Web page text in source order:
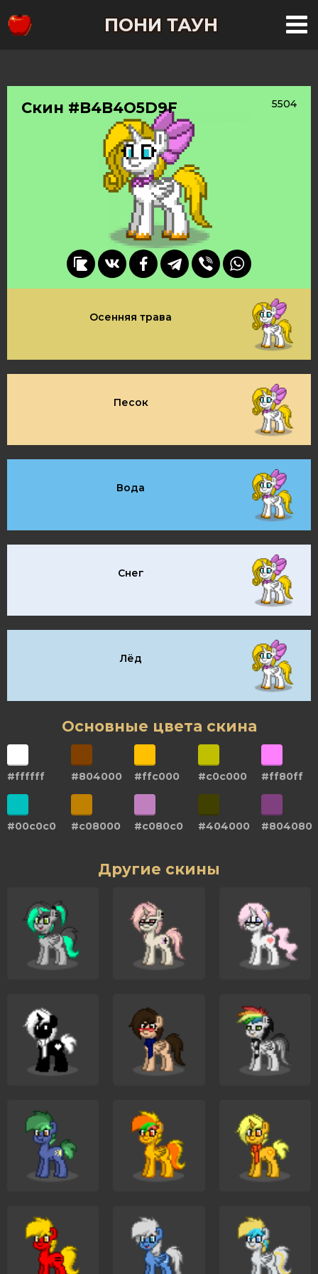
ПОНИ ТАУН
Скин #B4B4O5D9F 5504
Осенняя трава
Песок
Вода
Снег
Лёд
Основные цвета скина
#ffffff #804000 #ffc000 #c0c000 #ff80ff
#00c0c0 #c08000 #c080c0 #404000 #804080
Другие скины